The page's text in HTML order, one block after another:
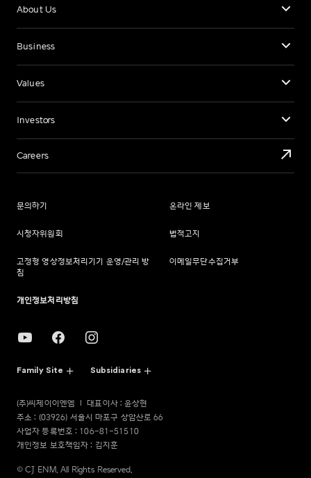
About Us
Business
Values
Investors
Careers
문의하기 온라인 제보
시청자위원회 법적고지
고정형 영상정보처리기기 운영/관리 방
침
이메일무단수집거부
개인정보처리방침
Family Site Subsidiaries
(주)씨제이이엔엠
대표이사 : 윤상현
주소 : (03926) 서울시 마포구 상암산로 66
사업자 등록번호 : 106-81-51510
개인정보 보호책임자 : 김지훈
© CJ ENM. All Rights Reserved.